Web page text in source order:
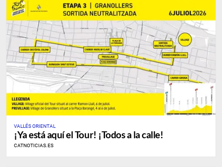
VALLÉS ORIENTAL
¡Ya está aquí el Tour! ¡Todos a la calle!
CATNOTICIAS.ES